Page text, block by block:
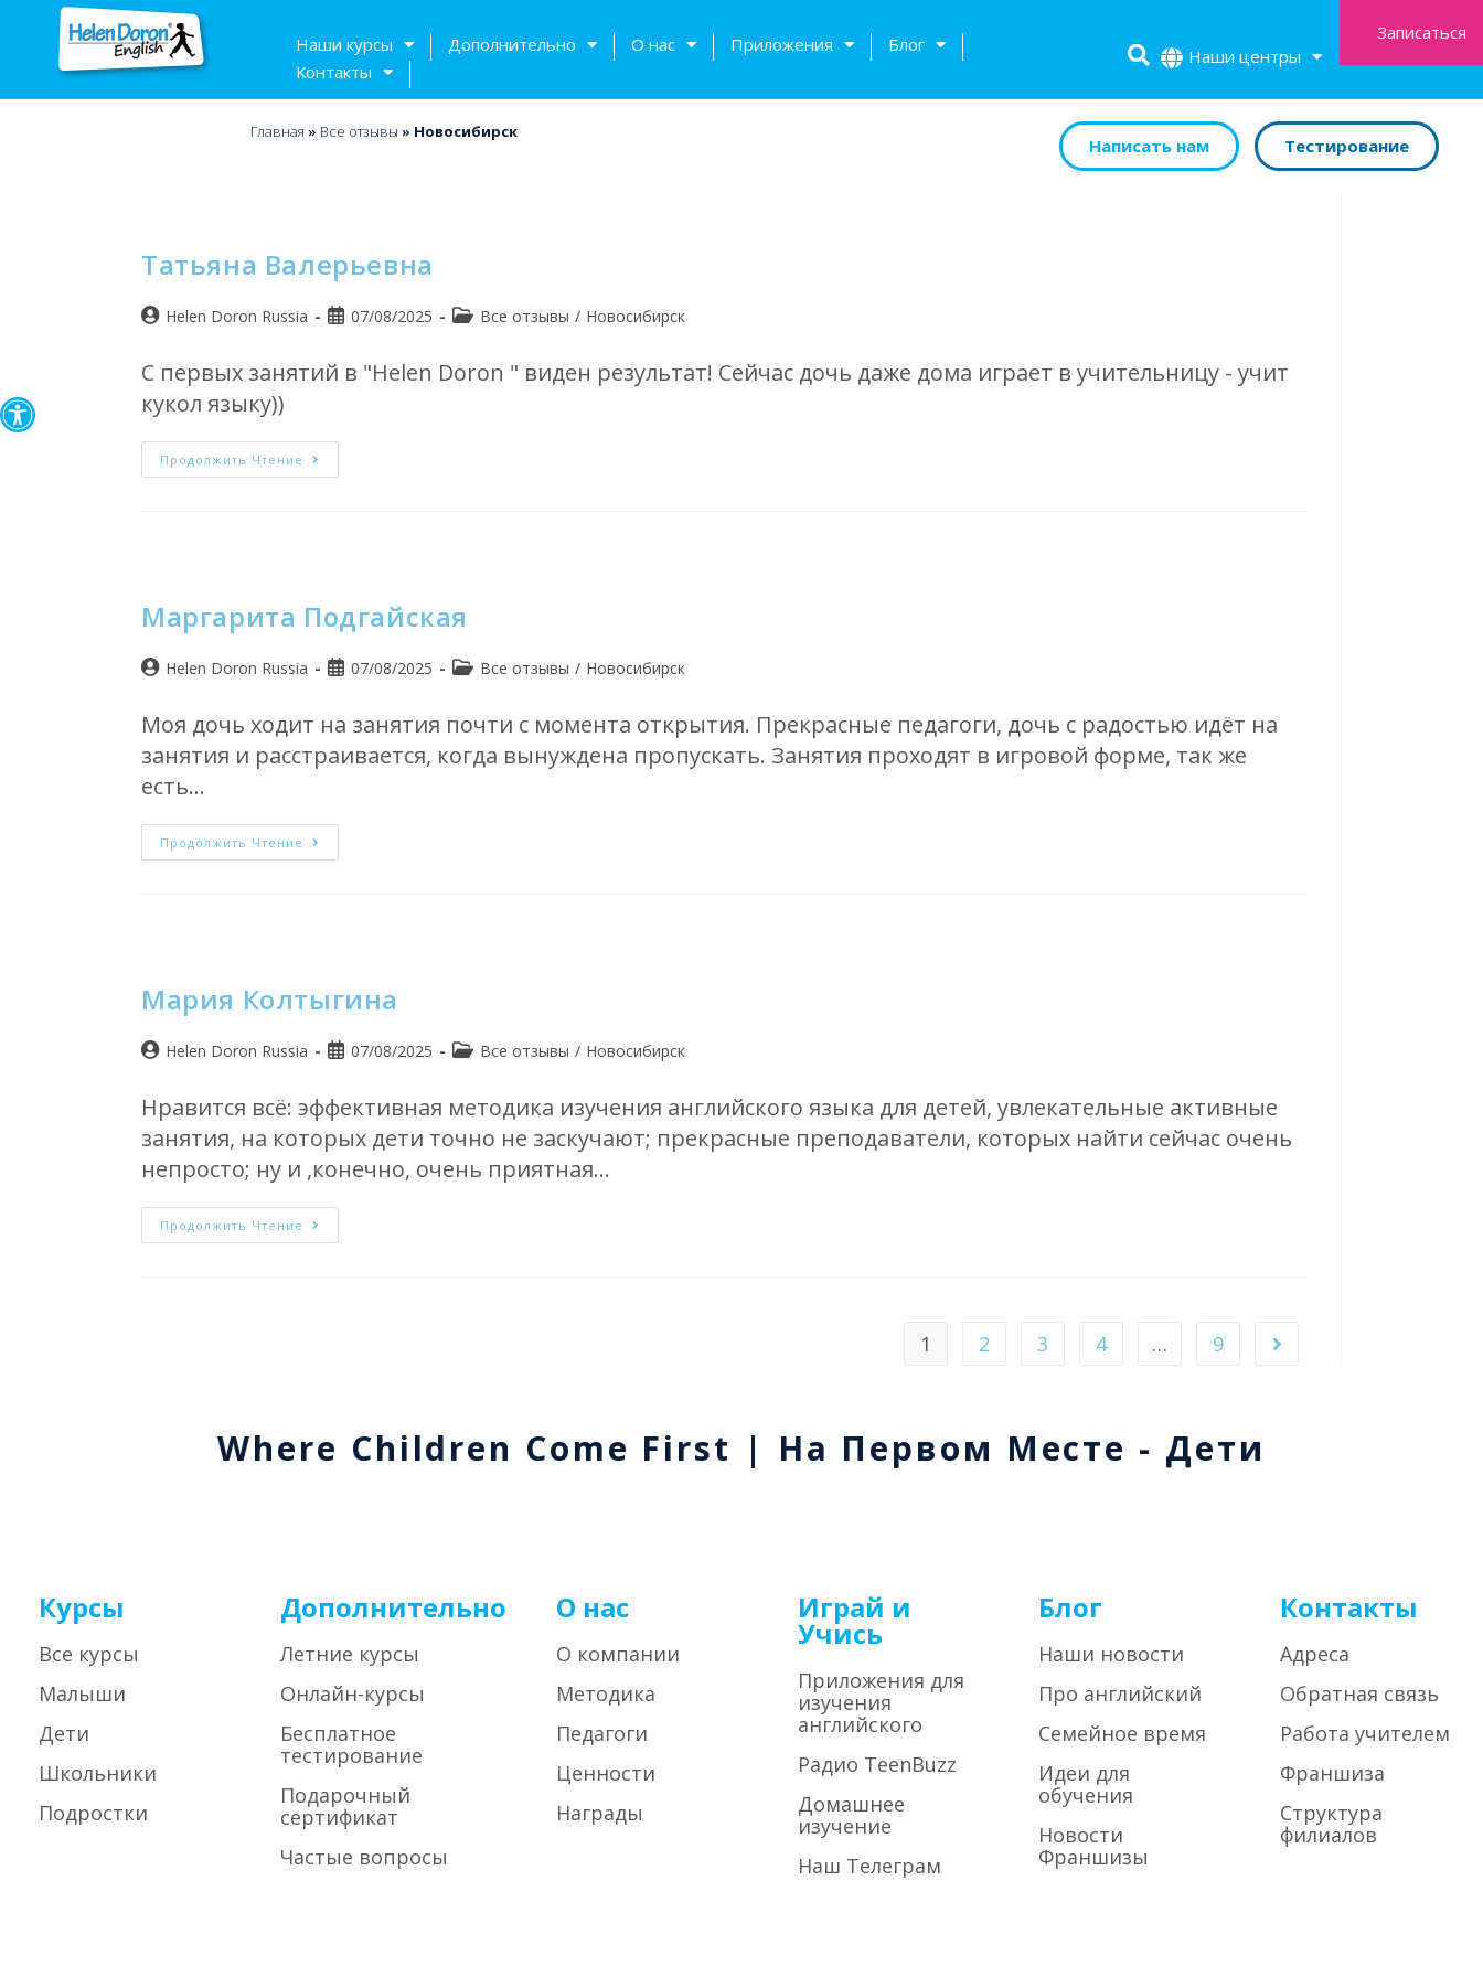
Открыть панель инструментов
Наши курсы Дополнительно О нас Приложения
Блог
Контакты
Наши центры
Записаться
Главная » Bсе отзывы » Новосибирск
Написать нам Тестирование
Татьяна Валерьевна
Helen Doron Russia 07/08/2025 Bсе отзывы / Новосибирск
С первых занятий в "Helen Doron " виден результат! Сейчас дочь даже дома играет в учительницу - учит
кукол языку))
Продолжить Чтение
Маргарита Подгайская
Helen Doron Russia 07/08/2025 Bсе отзывы / Новосибирск
Моя дочь ходит на занятия почти с момента открытия. Прекрасные педагоги, дочь с радостью идёт на
занятия и расстраивается, когда вынуждена пропускать. Занятия проходят в игровой форме, так же
есть…
Продолжить Чтение
Мария Колтыгина
Helen Doron Russia 07/08/2025 Bсе отзывы / Новосибирск
Нравится всё: эффективная методика изучения английского языка для детей, увлекательные активные
занятия, на которых дети точно не заскучают; прекрасные преподаватели, которых найти сейчас очень
непросто; ну и ,конечно, очень приятная…
Продолжить Чтение
1 2 3 4 … 9
Where Children Come First | На Первом Месте - Дети
Курсы
Все курсы
Малыши
Дети
Школьники
Подростки
Дополнительно
Летние курсы
Онлайн-курсы
Бесплатное
тестирование
Подарочный
сертификат
Частые вопросы
О нас
О компании
Методика
Педагоги
Ценности
Награды
Играй и
Учись
Приложения для
изучения
английского
Радио TeenBuzz
Домашнее
изучение
Наш Телеграм
Блог
Наши новости
Про английский
Семейное время
Идеи для
обучения
Новости
Франшизы
Контакты
Адреса
Обратная связь
Работа учителем
Франшиза
Структура
филиалов